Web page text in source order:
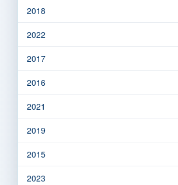
2018
2022
2017
2016
2021
2019
2015
2023